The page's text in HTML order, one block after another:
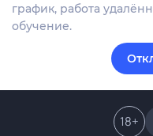
график, работа
обучение.
18+